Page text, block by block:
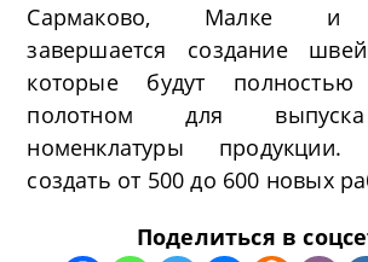
Сармаково, Малке и
завершается создание
которые будут полностью
полотном для
номенклатуры продукции.
создать от 500 до 600 новых
Поделиться в